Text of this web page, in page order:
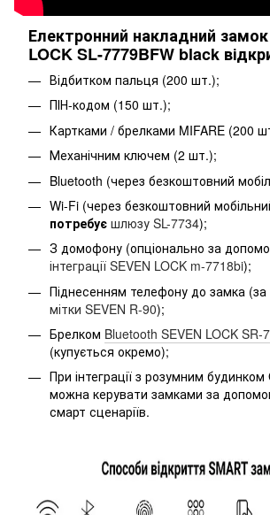
Електронний накладний
LOCK SL-7779BFW black
Відбитком пальця (200 шт.);
ПІН-кодом (150 шт.);
Картками / брелками MIFARE (200
Механічним ключем (2 шт.);
Bluetooth (через безкоштовний
Wi-Fi (через безкоштовний
потребує шлюзу SL-7734);
З домофону (опціонально за
інтеграції SEVEN LOCK m-7718bi);
Піднесенням телефону до замка
мітки SEVEN R-90);
Брелком Bluetooth SEVEN LOCK SR-
(купується окремо);
При інтеграції з розумним
можна керувати замками за
смарт сценаріїв.